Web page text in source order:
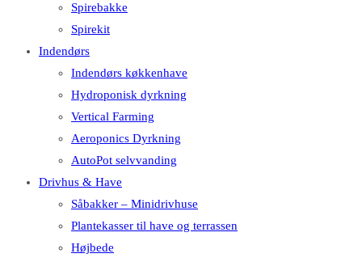
Spirebakke
Spirekit
Indendørs
Indendørs køkkenhave
Hydroponisk dyrkning
Vertical Farming
Aeroponics Dyrkning
AutoPot selvvanding
Drivhus & Have
Såbakker – Minidrivhuse
Plantekasser til have og terrassen
Højbede